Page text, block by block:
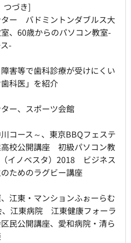
づき]
ー バドミントンダブルス大
、60歳からのパソコン教室-
-
害等で歯科診療が受けにくい
科医」を紹介
ー、スポーツ会館
コース～、東京BBQフェステ
高校公開講座 初級パソコン教
イノベスタ）2018 ビジネス
ためのラグビー講座
江東・マンションふぉーらむ
江東病院 江東健康フォーラ
民公開講座、愛和病院・清ら